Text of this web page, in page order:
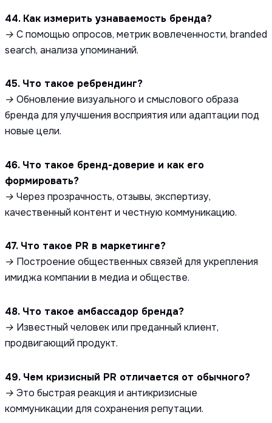
44. Как измерить узнаваемость бренда?
→ С помощью опросов, метрик вовлеченности, branded
search, анализа упоминаний.
45. Что такое ребрендинг?
→ Обновление визуального и смыслового образа
бренда для улучшения восприятия или адаптации под
новые цели.
46. Что такое бренд-доверие и как его
формировать?
→ Через прозрачность, отзывы, экспертизу,
качественный контент и честную коммуникацию.
47. Что такое PR в маркетинге?
→ Построение общественных связей для укрепления
имиджа компании в медиа и обществе.
48. Что такое амбассадор бренда?
→ Известный человек или преданный клиент,
продвигающий продукт.
49. Чем кризисный PR отличается от обычного?
→ Это быстрая реакция и антикризисные
коммуникации для сохранения репутации.